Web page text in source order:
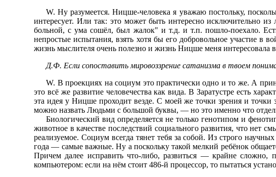
W. Ну разумеется. Ницше-человека я уважаю постольку,
интересует. Или так: это может быть интересно исключительно
больной, с ума сошёл, был жалок" и т.д. и т.п. пошло-поехало.
непростые испытания, взять хотя бы его добровольное участие в
жизнь мыслителя очень полезно и жизнь Ницше меня интересовала
Д.Ф. Если сопоставить мировоззрение сатанизма в твоем
W. В проекциях на социум это практически одно и то же. А
это всё же развитие человечества как вида. В Заратустре есть
эта идея у Ницше проходит везде. С моей же точки зрения и точки
можно назвать Людьми с большой буквы, — но это именно что
Биологический вид определяется не только генотипом и
животное в качестве последствий социального развития, что нет
реализуемое. Социум всегда тянет тебя за собой. Из строго
года — самые важные. Ну а поскольку такой мелкий ребёнок
Причем далее исправить что-либо, развиться — крайне
компьютером: если на нём стоит 486-й процессор, то пытаться